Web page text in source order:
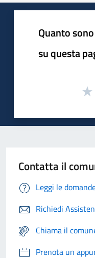
Quanto
su questa
Contatta il
Leggi le
Richiedi
Chiama il
Prenota un